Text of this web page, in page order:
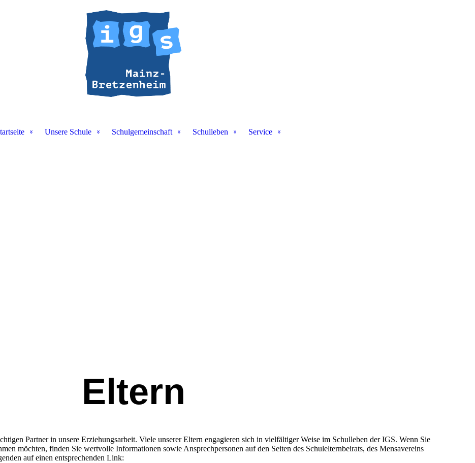
Unsere Schule Schulgemeinschaft Schulleben Service
Eltern
Partner in unsere Erziehungsarbeit. Viele unserer Eltern engagieren sich in vielfältiger Weise im Schulleben der IGS. Wenn Sie
möchten, finden Sie wertvolle Informationen sowie Ansprechpersonen auf den Seiten des Schulelternbeirats, des Mensavereins
auf einen entsprechenden Link: